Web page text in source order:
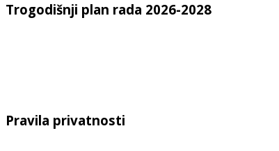
Trogodišnji plan rada 2026-2028
Pravila privatnosti